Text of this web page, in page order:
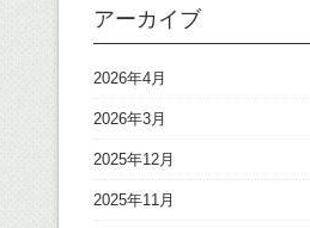
アーカイブ
2026年4月
2026年3月
2025年12月
2025年11月